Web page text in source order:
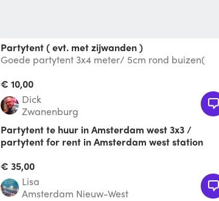
Partytent ( evt. met zijwanden )
Goede partytent 3x4 meter/ 5cm rond buizen(
zijwanden,
€ 10,00
Dick
Zwanenburg
Partytent te huur in Amsterdam west 3x3 /
partytent for rent in Amsterdam west station
Partytent te huur 3x3 in Amsterdam west lelylaan✅
for RENT/ tent te huur ✅Eerste dag 35,- Extra da
€ 35,00
Lisa
Amsterdam Nieuw-West